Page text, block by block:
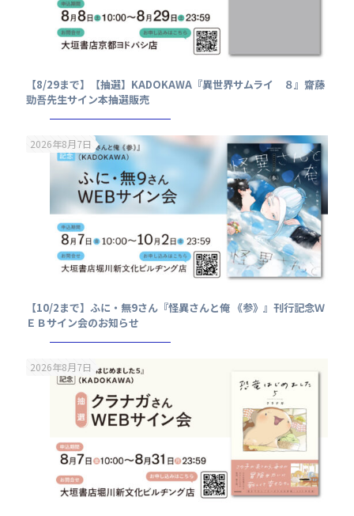
【8/29まで】【抽選】KADOKAWA『異世界サムライ ８』齋藤
勁吾先生サイン本抽選販売
2026年8月7日
【10/2まで】ふに・無9さん『怪異さんと俺 《参》』刊行記念Ｗ
ＥＢサイン会のお知らせ
2026年8月7日